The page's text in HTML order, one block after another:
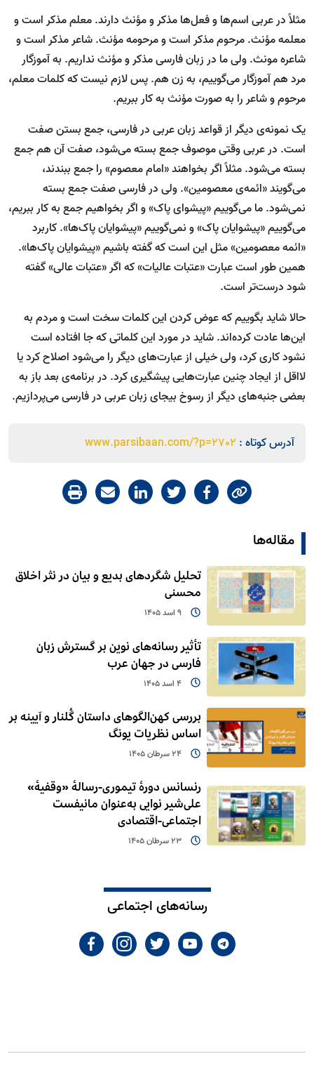
مثلاً ‌در عربی اسم‌ها و فعل‌ها مذکر و مؤنث دارند. معلم مذکر است و
معلمه مؤنث. مرحوم مذکر است و مرحومه مؤنث. شاعر مذکر است و
شاعره مونث. ولی ما در زبان فارسی مذکر و مؤنث نداریم. به آموزگار
مرد هم آموزگار می‌گوییم، به زن هم. پس لازم نیست که کلمات معلم،
مرحوم و شاعر را به صورت مؤنث به کار ببریم.
یک نمونه‌ی دیگر از قواعد زبان عربی در فارسی، جمع بستن صفت
است. در عربی وقتی موصوف جمع بسته می‌شود، صفت آن هم جمع
بسته می‌شود. مثلاً‌ اگر بخواهند «امام معصوم» را جمع ببندند،
می‌گویند «ائمه‌ی معصومین». ولی در فارسی صفت جمع بسته
نمی‌شود. ما می‌گوییم «پیشوای پاک» و اگر بخواهیم جمع به کار ببریم،
می‌گوییم «پیشوایان پاک» و نمی‌گوییم «پیشوایان پاک‌ها». کاربرد
«ائمه معصومین» مثل این است که گفته باشیم «پیشوایان پاک‌ها».
همین طور است عبارت «عتبات عالیات» که اگر «عتبات عالی» گفته
شود درست‌تر است.
حالا شاید بگوییم که عوض کردن این کلمات سخت است و مردم به
این‌ها عادت کرده‌اند. شاید در مورد این کلماتی که جا افتاده است
نشود کاری کرد، ولی خیلی از عبارت‌های دیگر را می‌شود اصلاح کرد یا
لااقل از ایجاد چنین عبارت‌هایی پیشگیری کرد. در برنامه‌ی بعد باز به
بعضی جنبه‌های دیگر از رسوخ بیجای زبان عربی در فارسی می‌پردازیم.
آدرس کوتاه : www.parsibaan.com/?p=2702
مقاله‌ها
تحلیل شگردهای بدیع و بیان در نثر اخلاق
محسنی
9 اسد 1405
تأثیر رسانه‌های نوین بر گسترش زبان
فارسی در جهان عرب
4 اسد 1405
بررسی کهن‌الگوهای داستان گُلنار و آیینه بر
اساس نظریات یونگ
24 سرطان 1405
رنسانس دورۀ تیموری-رسالۀ «وقفیۀ»
علی‌شیر نوایی به‌عنوان مانیفست
اجتماعی-اقتصادی
23 سرطان 1405
رسانه‌های اجتماعی